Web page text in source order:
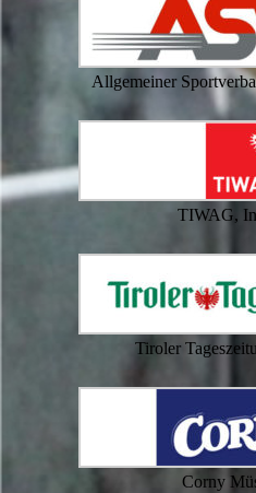
Allgemeiner
TIWAG,
Tiroler
Corny